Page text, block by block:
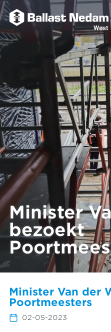
Minister
bezoekt
Minister Van der
Poortmeesters
02-05-2023